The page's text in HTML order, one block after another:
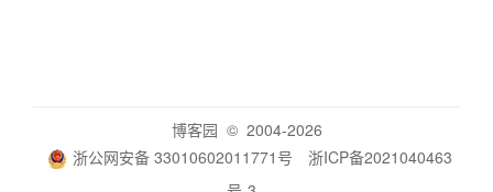
博客园 © 2004-2026
浙公网安备 33010602011771号
浙ICP备2021040463